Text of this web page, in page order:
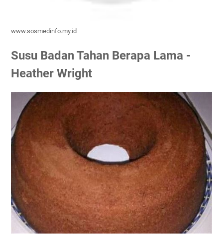
www.sosmedinfo.my.id
Susu Badan Tahan Berapa Lama -
Heather Wright